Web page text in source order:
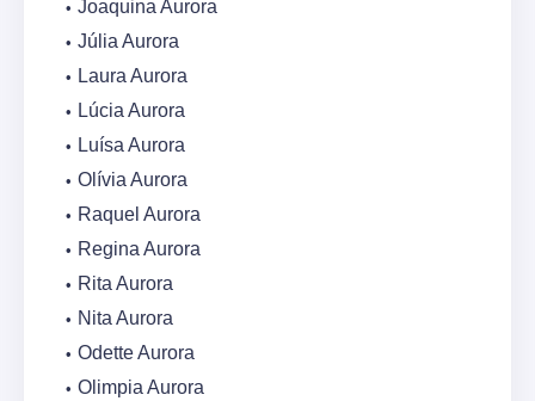
Joaquina Aurora
Júlia Aurora
Laura Aurora
Lúcia Aurora
Luísa Aurora
Olívia Aurora
Raquel Aurora
Regina Aurora
Rita Aurora
Nita Aurora
Odette Aurora
Olimpia Aurora